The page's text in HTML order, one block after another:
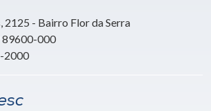
2125 - Bairro Flor da Serra
89600-000
2000